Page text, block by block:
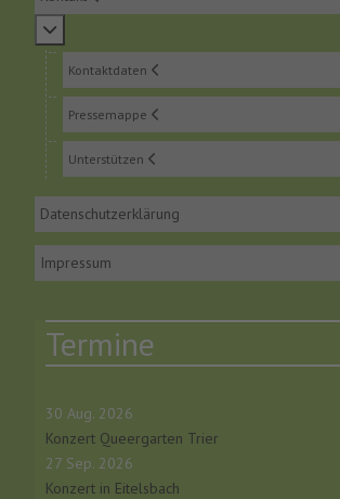
Weitere Informationen: Kontakt
Kontaktdaten
Pressemappe
Unterstützen
Datenschutzerklärung
Impressum
Termine
30 Aug. 2026
Konzert Queergarten Trier
27 Sep. 2026
Konzert in Eitelsbach